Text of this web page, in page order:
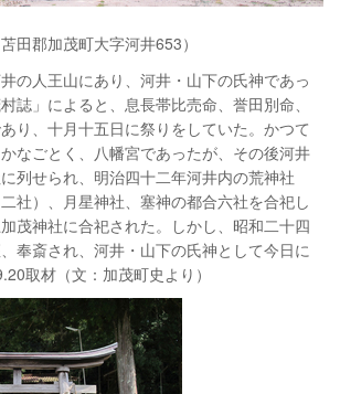
郡加茂町大字河井653）
の人王山にあり、河井・山下の氏神であっ
誌」によると、息長帯比売命、誉田別命、
り、十月十五日に祭りをしていた。かつて
なごとく、八幡宮であったが、その後河井
列せられ、明治四十二年河井内の荒神社
二社）、月星神社、塞神の都合六社を合祀し
茂神社に合祀された。しかし、昭和二十四
奉斎され、河井・山下の氏神として今日に
取材（文：加茂町史より）